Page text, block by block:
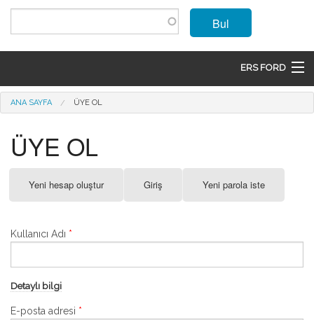
Ana içeriğe atla
Bul
ERS FORD
ANASAYFA
MODELLER
ÜRÜNLER
GIRIŞ
SEPET
Buradasınız
ANA SAYFA ÜYE OL
ÜYE OL
Birincil sekmeler
Yeni hesap oluştur
sekme)
Giriş Yeni parola iste
Kullanıcı Adı *
Detaylı bilgi
E-posta adresi *